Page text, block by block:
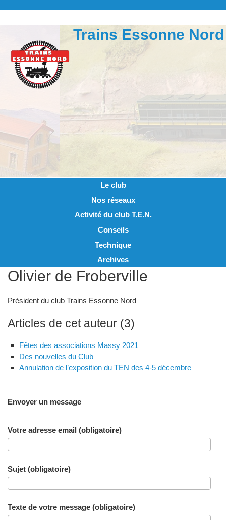
Trains Essonne Nord
Le club
Nos réseaux
Activité du club T.E.N.
Conseils
Technique
Archives
Olivier de Froberville
Président du club Trains Essonne Nord
Articles de cet auteur (3)
Fêtes des associations Massy 2021
Des nouvelles du Club
Annulation de l’exposition du TEN des 4-5 décembre
Envoyer un message
Votre adresse email (obligatoire)
Sujet (obligatoire)
Texte de votre message (obligatoire)